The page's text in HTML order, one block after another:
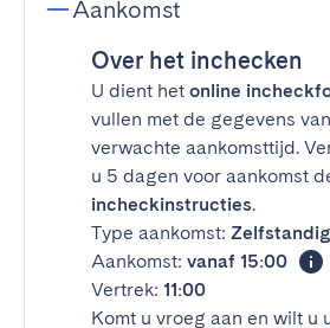
Aankomst
Over het inchecken
U dient het online
vullen met de gegevens
verwachte aankomsttijd.
u 5 dagen voor aankomst
incheckinstructies.
Type aankomst:
Aankomst: vanaf 15:00
Vertrek: 11:00
Komt u vroeg aan en wilt u